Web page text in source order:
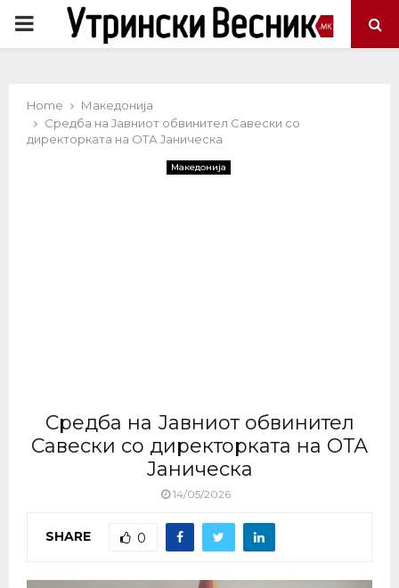
PRIMARY
Home
Македонија
Средба на Јавниот обвинител Савески со
директорката на ОТА Јаническа
Македонија
Средба на Јавниот обвинител
Савески со директорката на ОТА
Јаническа
14/05/2026
SHARE 0